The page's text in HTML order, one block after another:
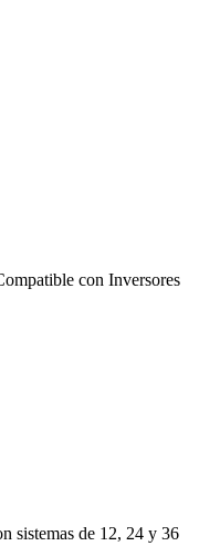
con Inversores
sistemas de 12, 24 y 36